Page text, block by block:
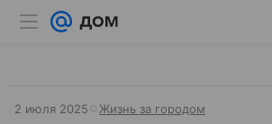
2 июля 2025 Жизнь за городом